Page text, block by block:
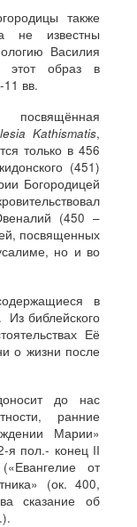
также
не известны
Василия
образ в
вв.
посвящённая
Kathismatis,
только в 456
(451)
Богородицей
(450 –
посвященных
но и во
в
библейского
Её
о жизни после
до нас
ранние
Марии»
я пол.- конец II
от
(ок. 400,
сказание об